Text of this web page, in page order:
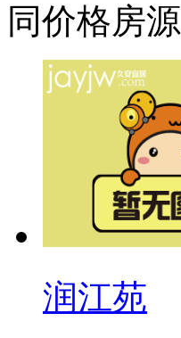
同价格房源
润江苑